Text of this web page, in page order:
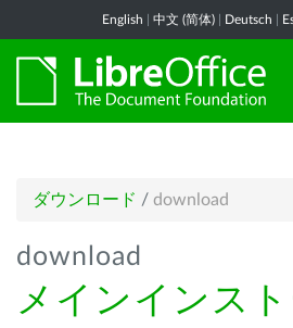
English 中文 (简体) Deutsch
ダウンロード / download
download
メインインス